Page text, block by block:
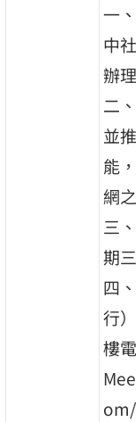
一
中
辦
二
並
能
網
三
期
四
行
樓